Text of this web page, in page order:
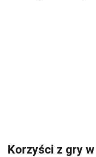
Korzyści z gry